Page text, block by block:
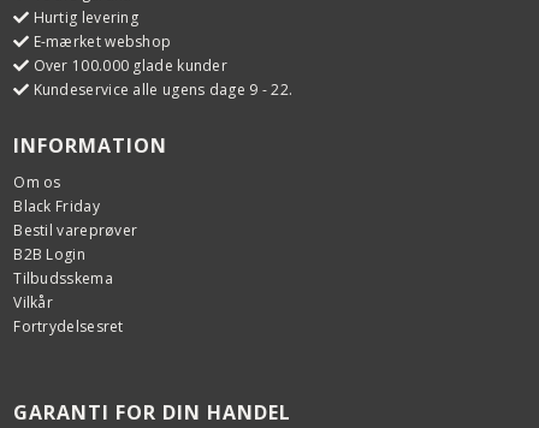
Hurtig levering
E-mærket webshop
Over 100.000 glade kunder
Kundeservice alle ugens dage 9 - 22.
INFORMATION
Om os
Black Friday
Bestil vareprøver
B2B Login
Tilbudsskema
Vilkår
Fortrydelsesret
GARANTI FOR DIN HANDEL